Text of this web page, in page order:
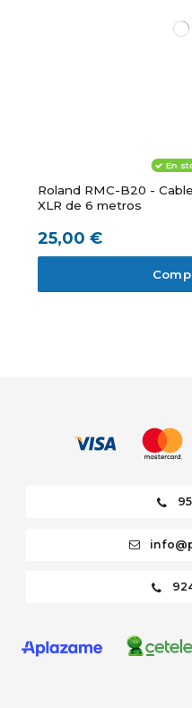
En
Roland RMC-B20 -
XLR de 6 metros
25,00 €